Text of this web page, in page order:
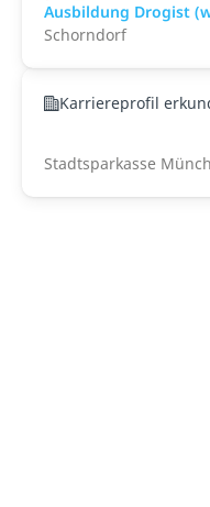
Ausbildung Drogist
Schorndorf
Karriereprofil
Stadtsparkasse